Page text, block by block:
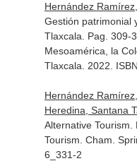
Hernández
Gestión patrimonial
Tlaxcala. Pag. 309-
Mesoamérica, la
Tlaxcala. 2022.
Hernández
Heredina, Santana
Alternative Tourism.
Tourism . Cham.
6_331-2